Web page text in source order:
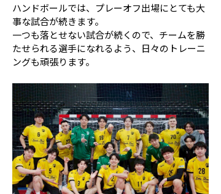
ハンドボールでは、プレーオフ出場にとても大
事な試合が続きます。
一つも落とせない試合が続くので、チームを勝
たせられる選手になれるよう、日々のトレーニ
ングも頑張ります。